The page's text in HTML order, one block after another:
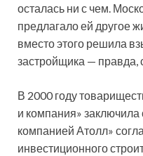
осталась ни с чем.
предлагало ей другое
вместо этого решила
застройщика — правда,
В 2000 году
и компания»
компанией Атолл»
инвестиционного